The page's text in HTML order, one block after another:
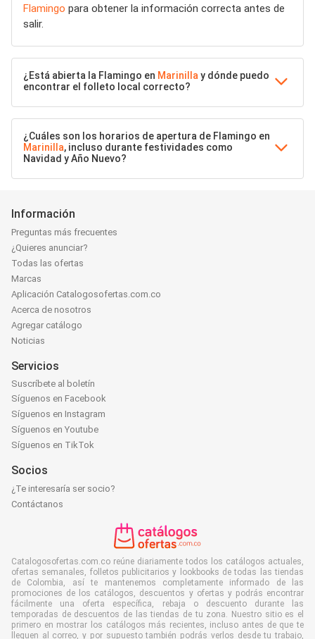
Flamingo para obtener la información correcta antes de
salir.
¿Está abierta la Flamingo en Marinilla y dónde puedo
encontrar el folleto local correcto?
¿Cuáles son los horarios de apertura de Flamingo en
Marinilla, incluso durante festividades como
Navidad y Año Nuevo?
Información
Preguntas más frecuentes
¿Quieres anunciar?
Todas las ofertas
Marcas
Aplicación Catalogosofertas.com.co
Acerca de nosotros
Agregar catálogo
Noticias
Servicios
Suscríbete al boletín
Síguenos en Facebook
Síguenos en Instagram
Síguenos en Youtube
Síguenos en TikTok
Socios
¿Te interesaría ser socio?
Contáctanos
Catalogosofertas.com.co reúne diariamente todos los catálogos actuales,
ofertas semanales, folletos publicitarios y lookbooks de todas las tiendas
de Colombia, así te mantenemos completamente informado de las
promociones de los catálogos, descuentos y ofertas y podrás encontrar
fácilmente una oferta específica, rebaja o descuento durante las
temporadas de descuentos de las tiendas de tu zona. Nuestro sitio es el
primero en mostrar los catálogos más recientes, incluso antes de que te
lleguen al correo, y por supuesto también podrás verlos desde tu trabajo,